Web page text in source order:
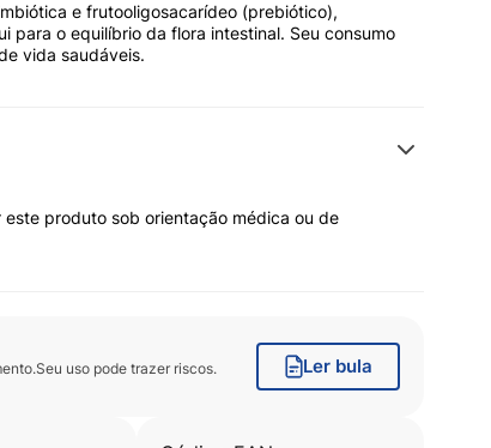
boas e normalização do bolo
ou conforme orientação
e frutooligosacarídeo (prebiótico),
o equilíbrio da flora intestinal. Seu consumo
vida saudáveis.
produto sob orientação médica ou de
uso pode trazer riscos.
Ler bula